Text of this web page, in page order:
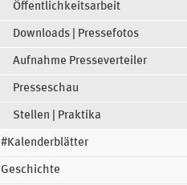
Öffentlichkeitsarbeit
Downloads | Pressefotos
Aufnahme Presseverteiler
Presseschau
Stellen | Praktika
#Kalenderblätter
Geschichte